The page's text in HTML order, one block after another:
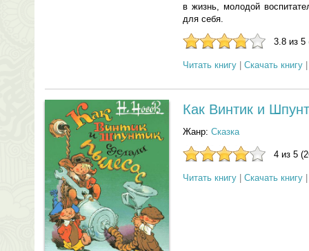
в жизнь, молодой
для себя.
3.8 из 5
Читать книгу Скачать книгу
Как Винтик и
Жанр: Сказка
4 из 5
Читать книгу Скачать книгу